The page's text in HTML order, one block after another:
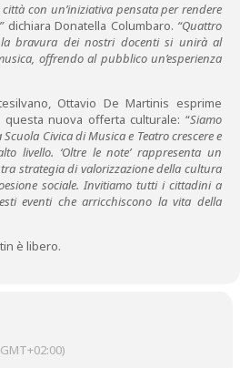
città con un’iniziativa pensata per rendere
dichiara Donatella Columbaro. “Quattro
bravura dei nostri docenti si unirà al
offrendo al pubblico un’esperienza
Ottavio De Martinis esprime
nuova offerta culturale: “Siamo
Civica di Musica e Teatro crescere e
livello. ‘Oltre le note’ rappresenta un
strategia di valorizzazione della cultura
sociale. Invitiamo tutti i cittadini a
eventi che arricchiscono la vita della
è libero.